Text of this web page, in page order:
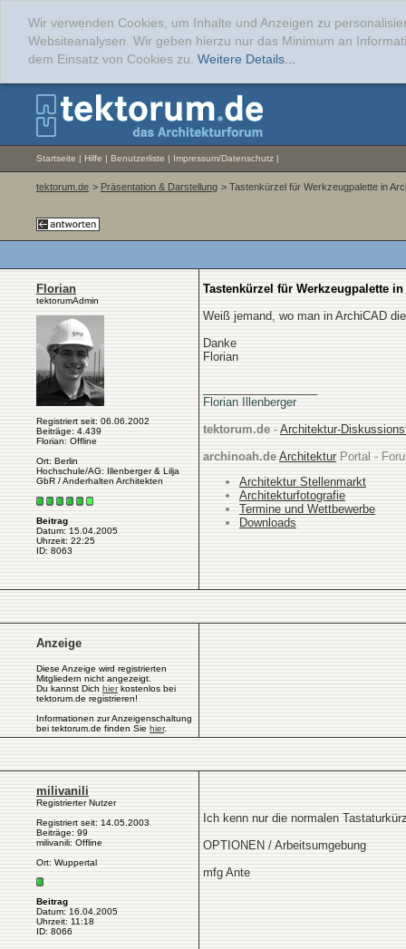
Wir verwenden Cookies, um Inhalte und Anzeigen zu
Websiteanalysen. Wir geben hierzu nur das Minimum an
dem Einsatz von Cookies zu. Weitere Details...
Startseite | Hilfe | Benutzerliste | Impressum/Datenschutz |
tektorum.de > Präsentation & Darstellung > Tastenkürzel für Werkzeugpalette in
Florian
tektorumAdmin
Registriert seit: 06.06.2002
Beiträge: 4.439
Florian: Offline
Ort: Berlin
Hochschule/AG: Illenberger & Lilja
GbR / Anderhalten Architekten
Beitrag
Datum: 15.04.2005
Uhrzeit: 22:25
ID: 8063
Tastenkürzel für Werkzeugpalette
Weiß jemand, wo man in ArchiCAD
Danke
Florian
Florian Illenberger
tektorum.de - Architektur-
archinoah.de Architektur Portal -
Architektur Stellenmarkt
Architekturfotografie
Termine und Wettbewerbe
Downloads
Anzeige
Diese Anzeige wird registrierten
Mitgliedern nicht angezeigt.
Du kannst Dich hierkostenlos bei
tektorum.de registrieren!
Informationen zur Anzeigenschaltung
bei tektorum.de finden Sie hier.
milivanili
Registrierter Nutzer
Registriert seit: 14.05.2003
Beiträge: 99
milivanili: Offline
Ort: Wuppertal
Beitrag
Datum: 16.04.2005
Uhrzeit: 11:18
ID: 8066
Ich kenn nur die normalen
OPTIONEN / Arbeitsumgebung
mfg Ante